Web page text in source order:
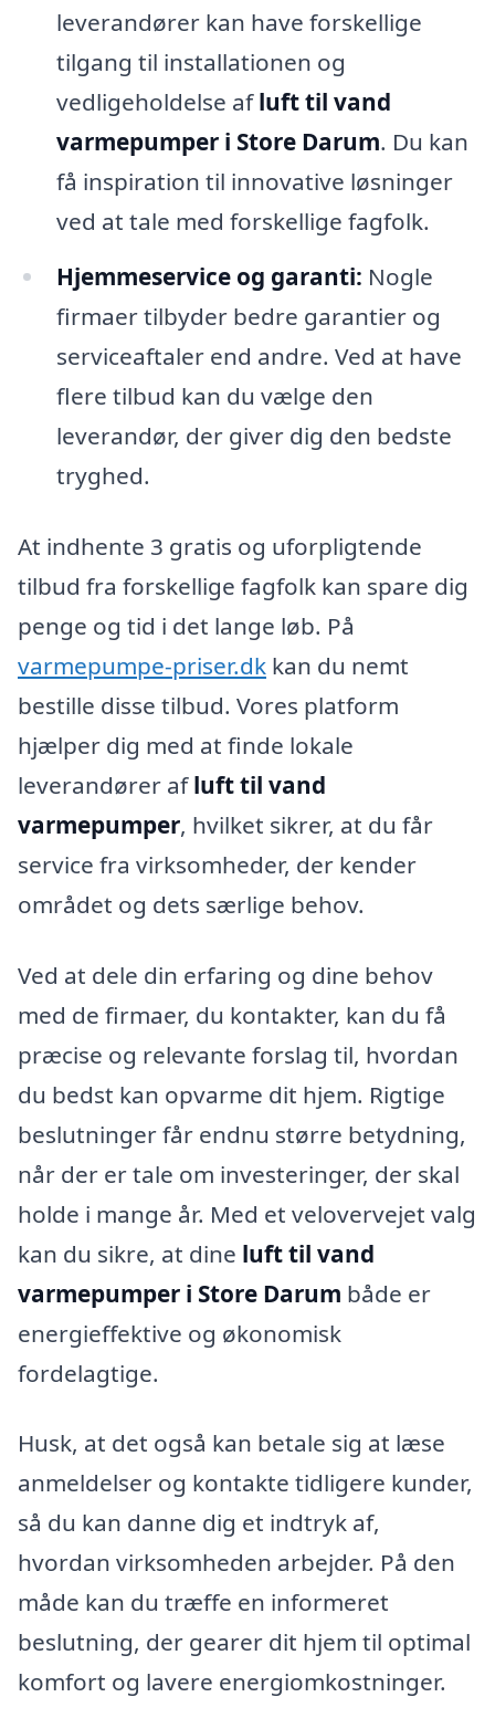
leverandører kan have forskellige
tilgang til installationen og
vedligeholdelse afluft til vand
varmepumper i Store Darum. Du kan
få inspiration til innovative løsninger
ved at tale med forskellige fagfolk.
Hjemmeservice og garanti: Nogle
firmaer tilbyder bedre garantier og
serviceaftaler end andre. Ved at have
flere tilbud kan du vælge den
leverandør, der giver dig den bedste
tryghed.
At indhente 3 gratis og uforpligtende
tilbud fra forskellige fagfolk kan spare dig
penge og tid i det lange løb. På
varmepumpe-priser.dk kan du nemt
bestille disse tilbud. Vores platform
hjælper dig med at finde lokale
leverandører afluft til vand
varmepumper, hvilket sikrer, at du får
service fra virksomheder, der kender
området og dets særlige behov.
Ved at dele din erfaring og dine behov
med de firmaer, du kontakter, kan du få
præcise og relevante forslag til, hvordan
du bedst kan opvarme dit hjem. Rigtige
beslutninger får endnu større betydning,
når der er tale om investeringer, der skal
holde i mange år. Med et velovervejet valg
kan du sikre, at dine luft til vand
varmepumper i Store Darum både er
energieffektive og økonomisk
fordelagtige.
Husk, at det også kan betale sig at læse
anmeldelser og kontakte tidligere kunder,
så du kan danne dig et indtryk af,
hvordan virksomheden arbejder. På den
måde kan du træffe en informeret
beslutning, der gearer dit hjem til optimal
komfort og lavere energiomkostninger.